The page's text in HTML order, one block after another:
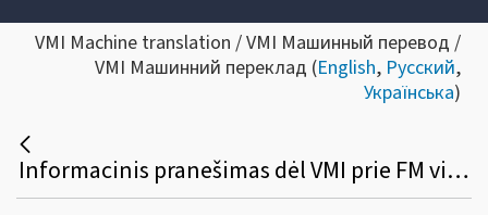
VMI Machine translation / VMI Машинный перевод /
VMI Машинний переклад (English, Русский,
Українська)
Informacinis pranešimas dėl VMI prie FM viršininko 2020 m. vasario 12 d. įsakymo Nr. VA-14 pakeitimo